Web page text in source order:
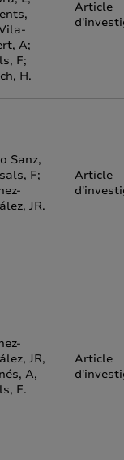
A;
F;
H.
Article
Sanz,
F;
JR.
Article
JR,
A,
F.
Article